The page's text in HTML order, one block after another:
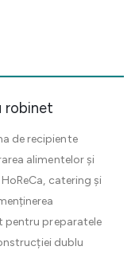
robinet
de recipiente
alimentelor și
catering și
preparatele
dublu